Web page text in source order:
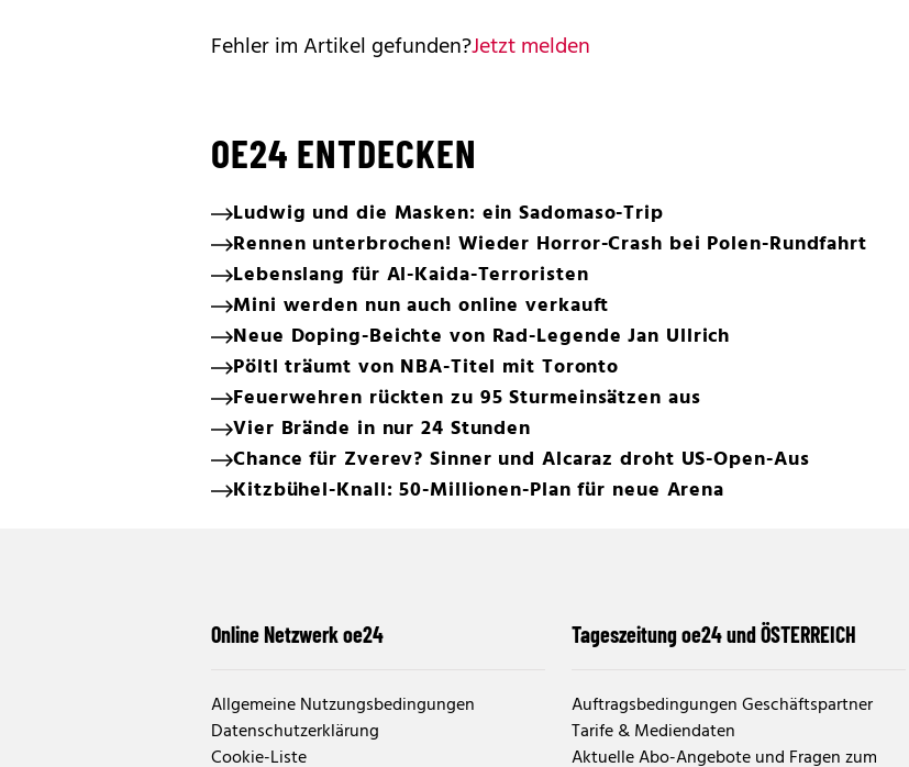
Fehler im Artikel gefunden?Jetzt melden
OE24 ENTDECKEN
Ludwig und die Masken: ein Sadomaso-Trip
Rennen unterbrochen! Wieder Horror-Crash bei Polen-Rundfahrt
Lebenslang für Al-Kaida-Terroristen
Mini werden nun auch online verkauft
Neue Doping-Beichte von Rad-Legende Jan Ullrich
Pöltl träumt von NBA-Titel mit Toronto
Feuerwehren rückten zu 95 Sturmeinsätzen aus
Vier Brände in nur 24 Stunden
Chance für Zverev? Sinner und Alcaraz droht US-Open-Aus
Kitzbühel-Knall: 50-Millionen-Plan für neue Arena
Online Netzwerk oe24
Allgemeine Nutzungsbedingungen
Datenschutzerklärung
Cookie-Liste
Tageszeitung oe24 und ÖSTERREICH
Auftragsbedingungen Geschäftspartner
Tarife & Mediendaten
Aktuelle Abo-Angebote und Fragen zum